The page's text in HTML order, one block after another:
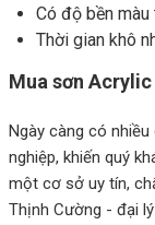
Có độ bền màu
Thời gian khô
Mua sơn
Ngày càng có
nghiệp, khiến quý
một cơ sở uy tín,
Thịnh Cường - đại